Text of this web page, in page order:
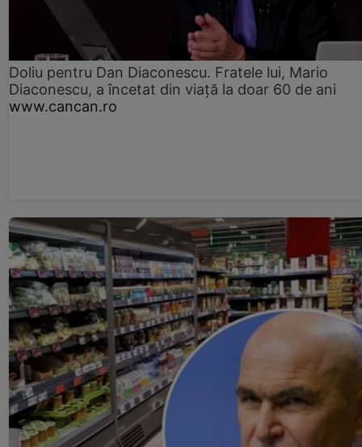
Doliu pentru Dan Diaconescu. Fratele lui, Mario
Diaconescu, a încetat din viață la doar 60 de ani
www.cancan.ro